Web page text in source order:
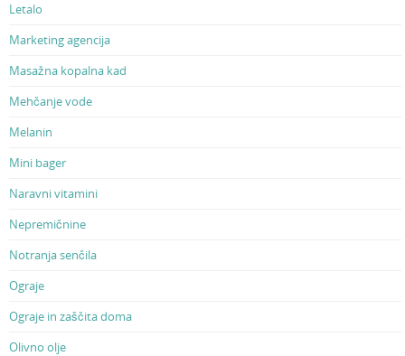
Letalo
Marketing agencija
Masažna kopalna kad
Mehčanje vode
Melanin
Mini bager
Naravni vitamini
Nepremičnine
Notranja senčila
Ograje
Ograje in zaščita doma
Olivno olje